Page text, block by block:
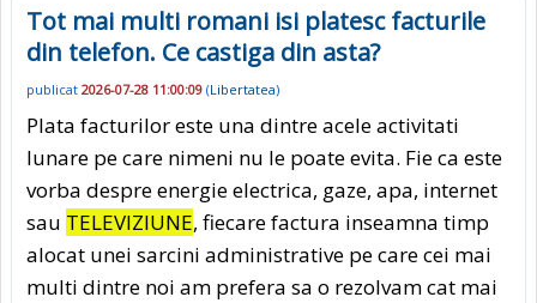
Tot mai multi romani isi platesc facturile
din telefon. Ce castiga din asta?
publicat 2026-07-28 11:00:09 (Libertatea)
Plata facturilor este una dintre acele activitati
lunare pe care nimeni nu le poate evita. Fie ca este
vorba despre energie electrica, gaze, apa, internet
sau TELEVIZIUNE, fiecare factura inseamna timp
alocat unei sarcini administrative pe care cei mai
multi dintre noi am prefera sa o rezolvam cat mai